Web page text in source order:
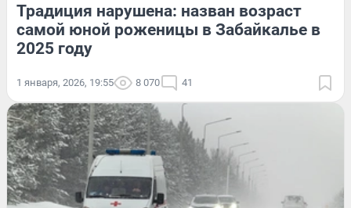
Традиция нарушена: назван возраст
самой юной роженицы в Забайкалье в
2025 году
1 января, 2026, 19:55 8 070 41